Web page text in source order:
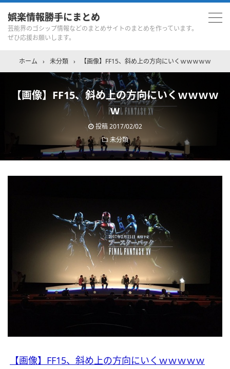
娯楽情報勝手にまとめ
芸能界のゴシップ情報などのまとめサイトのまとめを作っています。
ぜひ応援お願いします。
ホーム › 未分類 › 【画像】FF15、斜め上の方向にいくｗｗｗｗｗ
【画像】FF15、斜め上の方向にいくｗｗｗｗ
ｗ
投稿2017/02/02
未分類
【画像】FF15、斜め上の方向にいくｗｗｗｗｗ